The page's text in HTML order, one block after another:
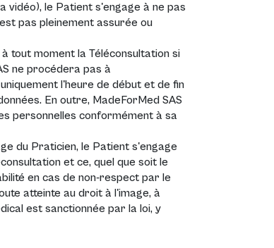
vidéo), le Patient s'engage à ne pas
pas pleinement assurée ou
tout moment la Téléconsultation si
ne procédera pas à
l'heure de début et de fin
En outre, MadeForMed SAS
personnelles conformément à sa
du Praticien, le Patient s'engage
et ce, quel que soit le
en cas de non-respect par le
atteinte au droit à l'image, à
est sanctionnée par la loi, y